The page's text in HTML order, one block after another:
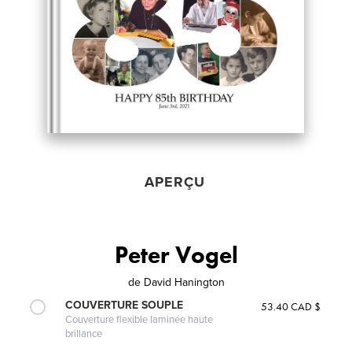
APERÇU
Peter Vogel
de David Hanington
COUVERTURE SOUPLE
Couverture flexible laminée haute
brillance
53.40 CAD $